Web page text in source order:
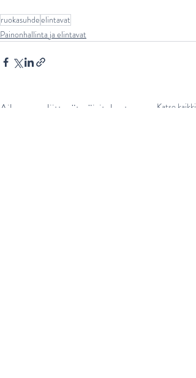
ruokasuhdeelintavat
Painonhallinta ja elintavat
Aiheeseen liittyvät päivitykset Katso kaikki